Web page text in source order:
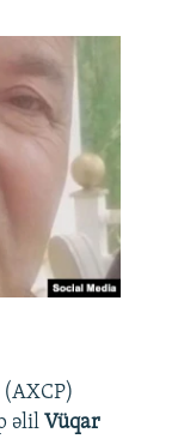
(AXCP)
əlil Vüqar